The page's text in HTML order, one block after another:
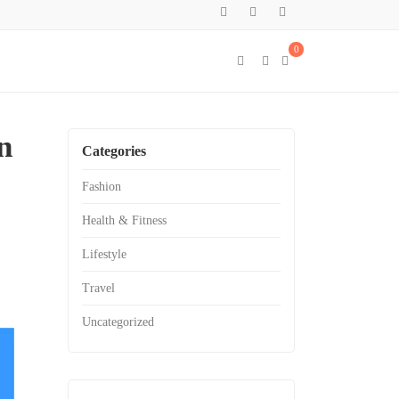
0
Categories
Fashion
Health & Fitness
Lifestyle
Travel
Uncategorized